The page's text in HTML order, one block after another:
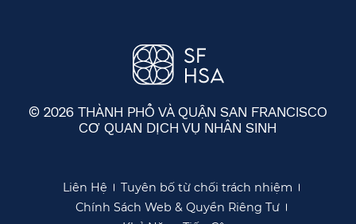
© 2026 THÀNH PHỐ VÀ QUẬN SAN FRANCISCO
CƠ QUAN DỊCH VỤ NHÂN SINH
Liên Hệ​​
Tuyên bố từ chối trách nhiệm​​
Chính Sách Web & Quyền Riêng Tư​​